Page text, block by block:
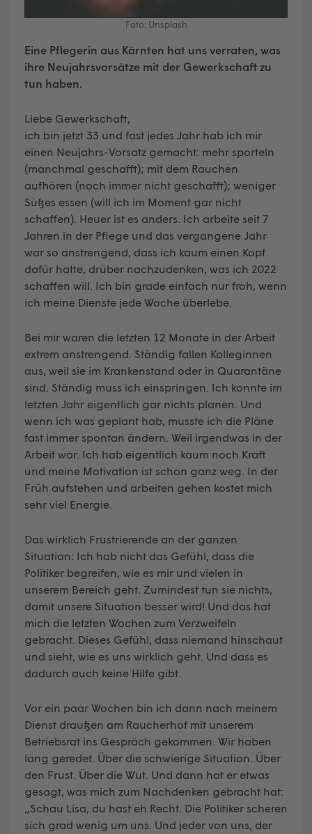
Foto: Unsplash
Eine Pflegerin aus Kärnten hat uns verraten, was
ihre Neujahrsvorsätze mit der Gewerkschaft zu
tun haben.
Liebe Gewerkschaft,
ich bin jetzt 33 und fast jedes Jahr hab ich mir
einen Neujahrs-Vorsatz gemacht: mehr sporteln
(manchmal geschafft); mit dem Rauchen
aufhören (noch immer nicht geschafft); weniger
Süßes essen (will ich im Moment gar nicht
schaffen). Heuer ist es anders. Ich arbeite seit 7
Jahren in der Pflege und das vergangene Jahr
war so anstrengend, dass ich kaum einen Kopf
dafür hatte, drüber nachzudenken, was ich 2022
schaffen will. Ich bin grade einfach nur froh, wenn
ich meine Dienste jede Woche überlebe.
Bei mir waren die letzten 12 Monate in der Arbeit
extrem anstrengend. Ständig fallen Kolleginnen
aus, weil sie im Krankenstand oder in Quarantäne
sind. Ständig muss ich einspringen. Ich konnte im
letzten Jahr eigentlich gar nichts planen. Und
wenn ich was geplant hab, musste ich die Pläne
fast immer spontan ändern. Weil irgendwas in der
Arbeit war. Ich hab eigentlich kaum noch Kraft
und meine Motivation ist schon ganz weg. In der
Früh aufstehen und arbeiten gehen kostet mich
sehr viel Energie.
Das wirklich Frustrierende an der ganzen
Situation: Ich hab nicht das Gefühl, dass die
Politiker begreifen, wie es mir und vielen in
unserem Bereich geht. Zumindest tun sie nichts,
damit unsere Situation besser wird! Und das hat
mich die letzten Wochen zum Verzweifeln
gebracht. Dieses Gefühl, dass niemand hinschaut
und sieht, wie es uns wirklich geht. Und dass es
dadurch auch keine Hilfe gibt.
Vor ein paar Wochen bin ich dann nach meinem
Dienst draußen am Raucherhof mit unserem
Betriebsrat ins Gespräch gekommen. Wir haben
lang geredet. Über die schwierige Situation. Über
den Frust. Über die Wut. Und dann hat er etwas
gesagt, was mich zum Nachdenken gebracht hat:
„Schau Lisa, du hast eh Recht. Die Politiker scheren
sich grad wenig um uns. Und jeder von uns, der